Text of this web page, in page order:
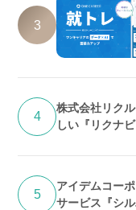
3
4
株式会社リク
しい『リクナ
5
アイデムコー
サービス『シ